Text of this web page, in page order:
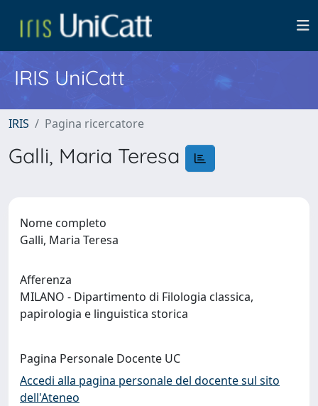
IRIS UniCatt
IRIS Pagina ricercatore
Galli, Maria Teresa
Nome completo
Galli, Maria Teresa
Afferenza
MILANO - Dipartimento di Filologia classica,
papirologia e linguistica storica
Pagina Personale Docente UC
Accedi alla pagina personale del docente sul sito
dell'Ateneo